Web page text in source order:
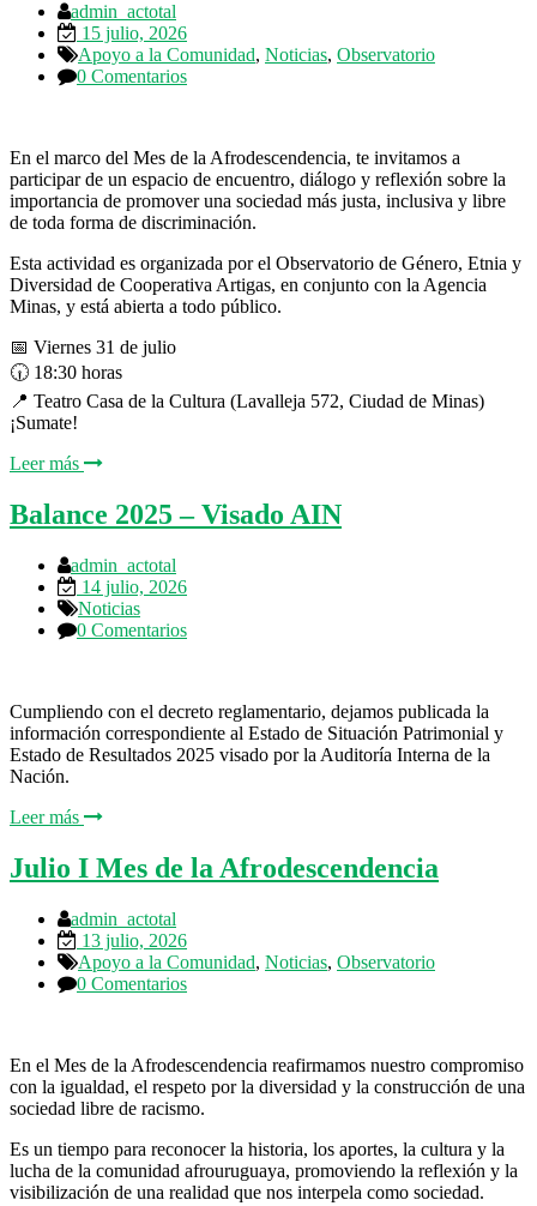
admin_actotal
15 julio, 2026
Apoyo a la Comunidad, Noticias, Observatorio
0 Comentarios
En el marco del Mes de la Afrodescendencia, te invitamos a
participar de un espacio de encuentro, diálogo y reflexión sobre la
importancia de promover una sociedad más justa, inclusiva y libre
de toda forma de discriminación.
Esta actividad es organizada por el Observatorio de Género, Etnia y
Diversidad de Cooperativa Artigas, en conjunto con la Agencia
Minas, y está abierta a todo público.
📅 Viernes 31 de julio
🕡 18:30 horas
📍 Teatro Casa de la Cultura (Lavalleja 572, Ciudad de Minas)
¡Sumate!
Leer más
Balance 2025 – Visado AIN
admin_actotal
14 julio, 2026
Noticias
0 Comentarios
Cumpliendo con el decreto reglamentario, dejamos publicada la
información correspondiente al Estado de Situación Patrimonial y
Estado de Resultados 2025 visado por la Auditoría Interna de la
Nación.
Leer más
Julio I Mes de la Afrodescendencia
admin_actotal
13 julio, 2026
Apoyo a la Comunidad, Noticias, Observatorio
0 Comentarios
En el Mes de la Afrodescendencia reafirmamos nuestro compromiso
con la igualdad, el respeto por la diversidad y la construcción de una
sociedad libre de racismo.
Es un tiempo para reconocer la historia, los aportes, la cultura y la
lucha de la comunidad afrouruguaya, promoviendo la reflexión y la
visibilización de una realidad que nos interpela como sociedad.